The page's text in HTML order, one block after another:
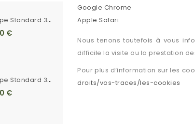
H
Ampe Standard 3m Unie Blanche Ferrule Crantée
€
H
Ampe Standard 3m Rayée Ferrule Crantée
€
Google Chrome
Apple Safari
Nous tenons toutefois à vous
difficile la visite ou la prestation
Pour plus d’information sur les
droits/vos-traces/les-cookies